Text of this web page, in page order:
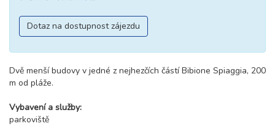
Dotaz na dostupnost zájezdu
Dvě menší budovy v jedné z nejhezčích částí Bibione Spiaggia, 200
m od pláže.
Vybavení a služby:
parkoviště